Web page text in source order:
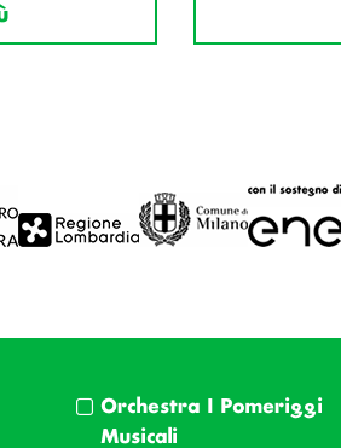
Orchestra I Pomeriggi
Musicali